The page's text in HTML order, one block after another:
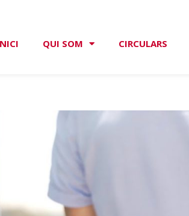
QUI SOM CIRCULARS